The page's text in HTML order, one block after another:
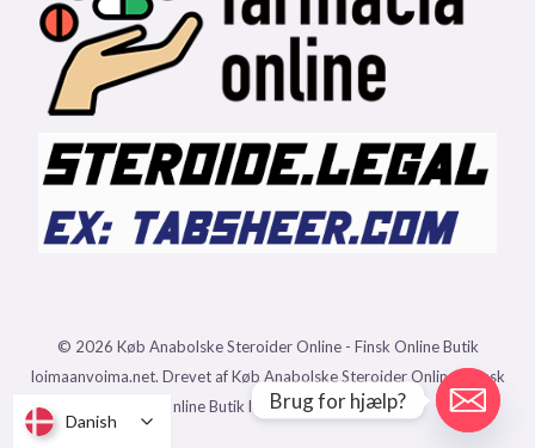
© 2026 Køb Anabolske Steroider Online - Finsk Online Butik
loimaanvoima.net. Drevet af Køb Anabolske Steroider Online - Finsk
Online Butik loimaanvoima.net.
Danish
Danish
Brug for hjælp?